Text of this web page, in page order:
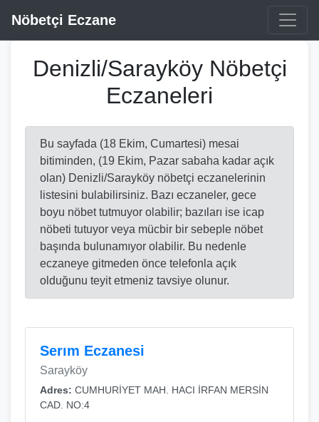
Nöbetçi Eczane
Denizli/Sarayköy Nöbetçi
Eczaneleri
Bu sayfada (18 Ekim, Cumartesi) mesai
bitiminden, (19 Ekim, Pazar sabaha kadar açık
olan) Denizli/Sarayköy nöbetçi eczanelerinin
listesini bulabilirsiniz. Bazı eczaneler, gece
boyu nöbet tutmuyor olabilir; bazıları ise icap
nöbeti tutuyor veya mücbir bir sebeple nöbet
başında bulunamıyor olabilir. Bu nedenle
eczaneye gitmeden önce telefonla açık
olduğunu teyit etmeniz tavsiye olunur.
Serım Eczanesi
Sarayköy
Adres: CUMHURİYET MAH. HACI İRFAN MERSİN
CAD. NO:4